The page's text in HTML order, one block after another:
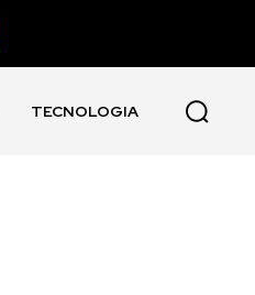
TECNOLOGIA